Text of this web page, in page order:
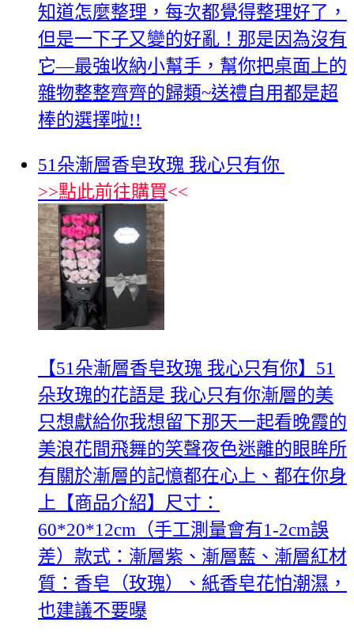
知道怎麼整理，每次都覺得整理好了，
但是一下子又變的好亂！那是因為沒有
它—最強收納小幫手，幫你把桌面上的
雜物整整齊齊的歸類~送禮自用都是超
棒的選擇啦!!
51朵漸層香皂玫瑰 我心只有你
>>點此前往購買<<
【51朵漸層香皂玫瑰 我心只有你】51
朵玫瑰的花語是 我心只有你漸層的美
只想獻給你我想留下那天一起看晚霞的
美浪花間飛舞的笑聲夜色迷離的眼眸所
有關於漸層的記憶都在心上、都在你身
上【商品介紹】尺寸：
60*20*12cm（手工測量會有1-2cm誤
差）款式：漸層紫、漸層藍、漸層紅材
質：香皂（玫瑰）、紙香皂花怕潮濕，
也建議不要曝